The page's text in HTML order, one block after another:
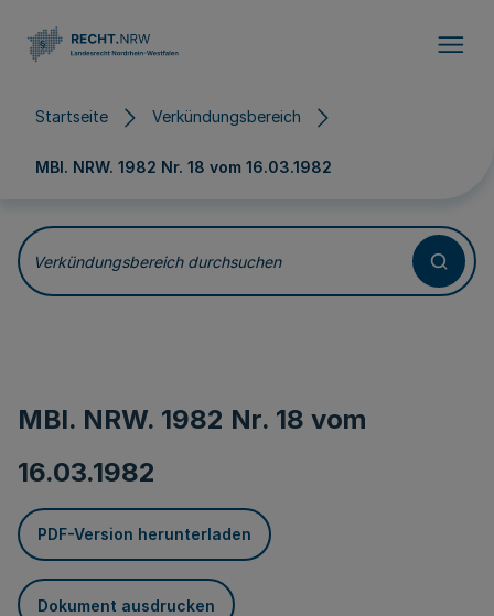
Startseite Verkündungsbereich
MBl. NRW. 1982 Nr. 18 vom 16.03.1982
Verkündungsbereich durchsuchen
MBl. NRW. 1982 Nr. 18 vom
16.03.1982
PDF-Version herunterladen
Dokument ausdrucken